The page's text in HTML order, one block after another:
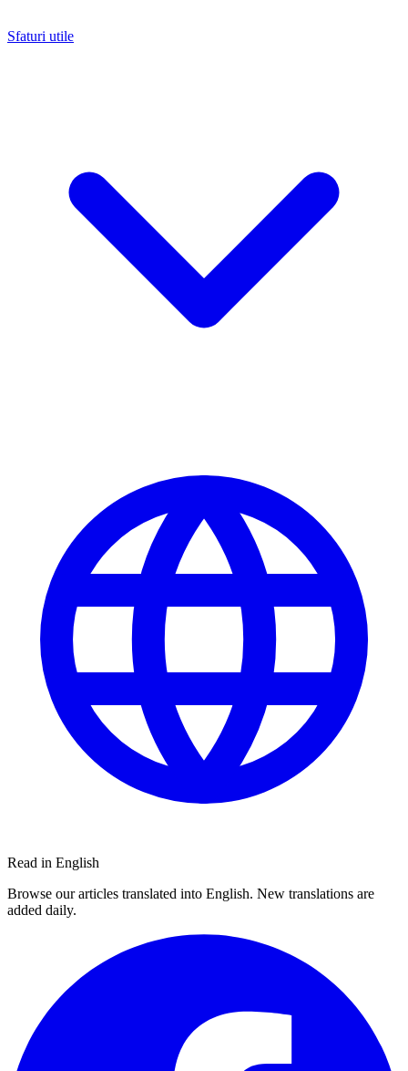
Sfaturi utile
Read in English
Browse our articles translated into English. New translations are
added daily.